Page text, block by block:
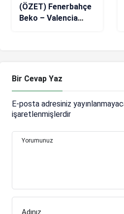
(ÖZET) Fenerbahçe
Beko – Valencia
Bir Cevap Yaz
E-posta adresiniz
işaretlenmişlerdir
Yorumunuz
Adınız